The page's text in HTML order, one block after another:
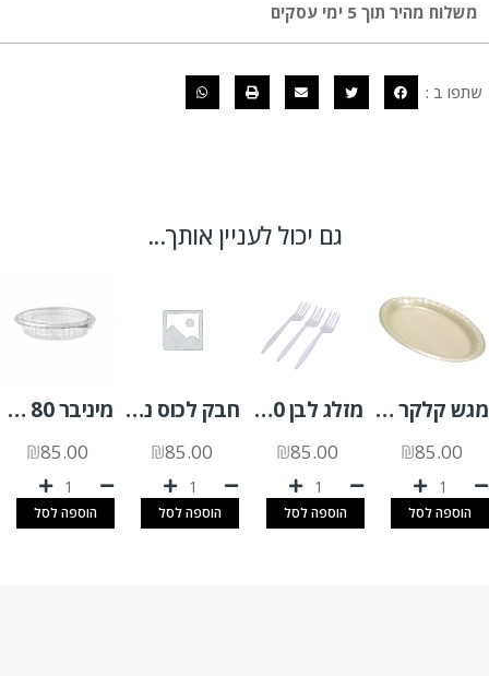
משלוח מהיר תוך 5 ימי עסקים
שתפו ב :
גם יכול לעניין אותך...
מגש קלקר אובלי 9/11 בז 500 יח'
₪85.00
הוספה לסל
מזלג לבן 100 יח'
₪85.00
הוספה לסל
חבק לכוס נייר 12OZ לבן (בועות) 1000 יח'
₪85.00
הוספה לסל
מיניבר 80 אליפסה 1000 יח'
₪85.00
הוספה לסל